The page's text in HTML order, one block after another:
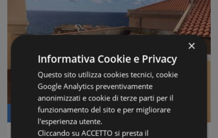
Prezzo: € 250.000
×
Informativa Cookie e Privacy
Questo sito utilizza cookies tecnici, cookie
Google Analytics preventivamente
anonimizzati e cookie di terze parti per il
funzionamento del sito e per migliorare
l'esperienza utente.
Cliccando su ACCETTO si presta il